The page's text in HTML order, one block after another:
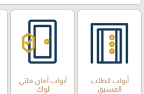
أبواب الطلب
المسبق
أبواب أمان ملتي
لوك